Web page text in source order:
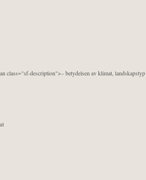
class="sf-description">– betydelsen av klimat, landskapstyp